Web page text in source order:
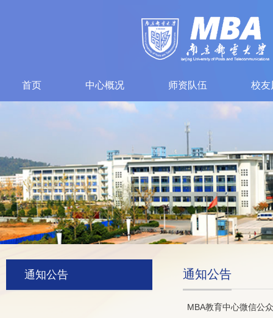
首页 中心概况 师资队伍 校友
通知公告 通知公告
MBA教育中心微信公